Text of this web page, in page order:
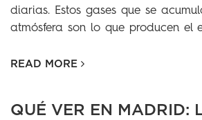
diarias. Estos gases que se
atmósfera son lo que producen el
READ MORE
QUÉ VER EN MADRID: